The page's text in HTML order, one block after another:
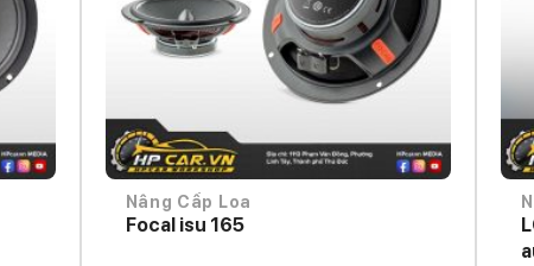
Nâng Cấp Loa
Focal isu 165